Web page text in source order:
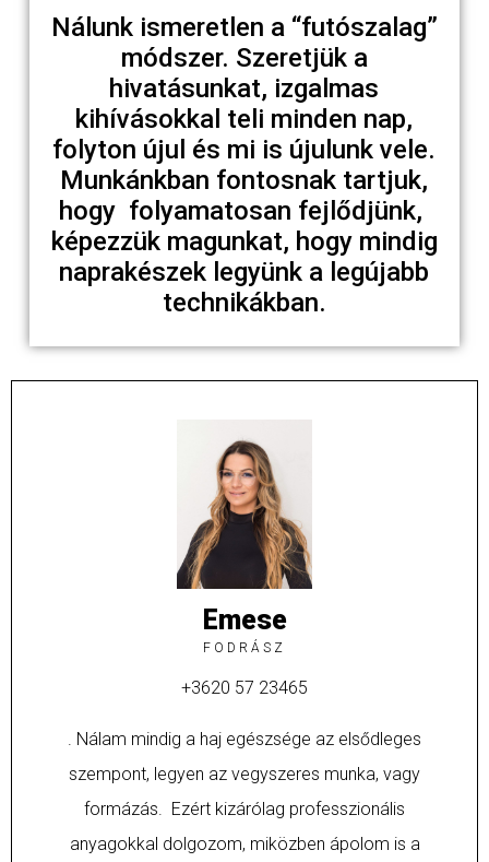
Nálunk ismeretlen a “futószalag”
módszer. Szeretjük a
hivatásunkat, izgalmas
kihívásokkal teli minden nap,
folyton újul és mi is újulunk vele.
Munkánkban fontosnak tartjuk,
hogy folyamatosan fejlődjünk,
képezzük magunkat, hogy mindig
naprakészek legyünk a legújabb
technikákban.
Emese
FODRÁSZ
+3620 57 23465
. Nálam mindig a haj egészsége az elsődleges
szempont, legyen az vegyszeres munka, vagy
formázás. Ezért kizárólag professzionális
anyagokkal dolgozom, miközben ápolom is a